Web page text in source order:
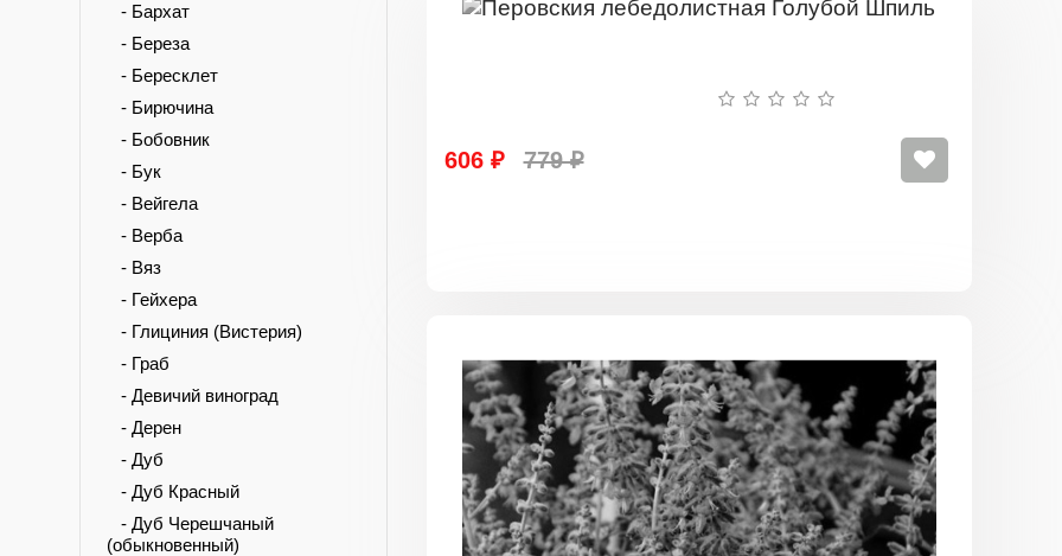
- Бархат
- Береза
- Бересклет
- Бирючина
- Бобовник
- Бук
- Вейгела
- Верба
- Вяз
- Гейхера
- Глициния (Вистерия)
- Граб
- Девичий виноград
- Дерен
- Дуб
- Дуб Красный
- Дуб Черешчаный
(обыкновенный)
606 ₽ 779 ₽